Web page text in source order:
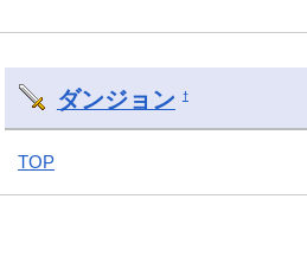
ダンジョン †
TOP